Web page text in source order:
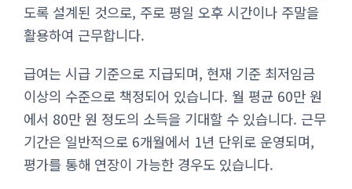
도록 설계된 것으로, 주로 평일 오후 시간이나 주말을
활용하여 근무합니다.
급여는 시급 기준으로 지급되며, 현재 기준 최저임금
이상의 수준으로 책정되어 있습니다. 월 평균 60만 원
에서 80만 원 정도의 소득을 기대할 수 있습니다. 근무
기간은 일반적으로 6개월에서 1년 단위로 운영되며,
평가를 통해 연장이 가능한 경우도 있습니다.